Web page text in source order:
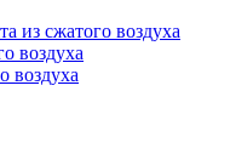
из сжатого воздуха
воздуха
воздуха